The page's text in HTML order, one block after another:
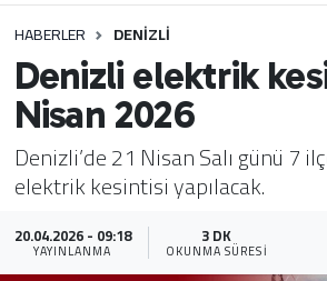
HABERLER DENIZLI
Denizli elektrik
Nisan 2026
Denizli’de 21 Nisan Salı günü 7
elektrik kesintisi yapılacak.
20.04.2026 - 09:18
YAYINLANMA
3 DK
OKUNMA SÜRESI
Ekonomi
Dünya
Spor
Magazin
Trafik Durumu
Puan Durumu ve Fikstür
Tüm Manşetler
Son Dakika Haberleri
Haber Arşivi